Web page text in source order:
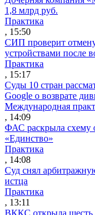
1,8 млрд руб.
Практика
, 15:50
СИП проверит
устройствами после
Практика
, 15:17
Суды 10 стран
Google о возврате
Международная
, 14:09
ФАС раскрыла схему
«Единство»
Практика
, 14:08
Суд снял
истца
Практика
, 13:11
ВККС открыла шесть